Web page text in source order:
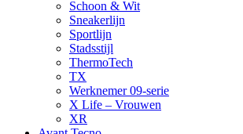
Schoon & Wit
Sneakerlijn
Sportlijn
Stadsstijl
ThermoTech
TX
Werknemer 09-serie
X Life – Vrouwen
XR